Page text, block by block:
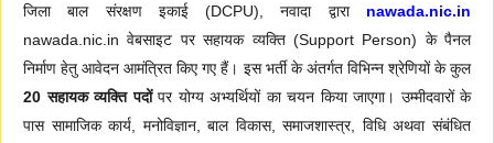
जिला बाल संरक्षण इकाई (DCPU), नवादा द्वारा nawada.nic.in
nawada.nic.in वेबसाइट पर सहायक व्यक्ति (Support Person) के पैनल
निर्माण हेतु आवेदन आमंत्रित किए गए हैं। इस भर्ती के अंतर्गत विभिन्न श्रेणियों के कुल
20 सहायक व्यक्ति पदोंपर योग्य अभ्यर्थियों का चयन किया जाएगा। उम्मीदवारों के
पास सामाजिक कार्य, मनोविज्ञान, बाल विकास, समाजशास्त्र, विधि अथवा संबंधित